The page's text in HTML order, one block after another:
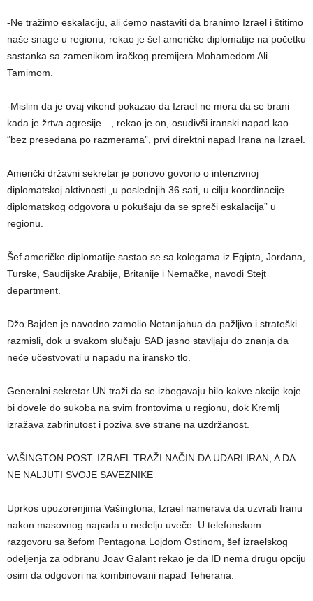
-Ne tražimo eskalaciju, ali ćemo nastaviti da branimo Izrael i štitimo
naše snage u regionu, rekao je šef američke diplomatije na početku
sastanka sa zamenikom iračkog premijera Mohamedom Ali
Tamimom.
-Mislim da je ovaj vikend pokazao da Izrael ne mora da se brani
kada je žrtva agresije…, rekao je on, osudivši iranski napad kao
“bez presedana po razmerama”, prvi direktni napad Irana na Izrael.
Američki državni sekretar je ponovo govorio o intenzivnoj
diplomatskoj aktivnosti „u poslednjih 36 sati, u cilju koordinacije
diplomatskog odgovora u pokušaju da se spreči eskalacija” u
regionu.
Šef američke diplomatije sastao se sa kolegama iz Egipta, Jordana,
Turske, Saudijske Arabije, Britanije i Nemačke, navodi Stejt
department.
Džo Bajden je navodno zamolio Netanijahua da pažljivo i strateški
razmisli, dok u svakom slučaju SAD jasno stavljaju do znanja da
neće učestvovati u napadu na iransko tlo.
Generalni sekretar UN traži da se izbegavaju bilo kakve akcije koje
bi dovele do sukoba na svim frontovima u regionu, dok Kremlj
izražava zabrinutost i poziva sve strane na uzdržanost.
VAŠINGTON POST: IZRAEL TRAŽI NAČIN DA UDARI IRAN, A DA
NE NALJUTI SVOJE SAVEZNIKE
Uprkos upozorenjima Vašingtona, Izrael namerava da uzvrati Iranu
nakon masovnog napada u nedelju uveče. U telefonskom
razgovoru sa šefom Pentagona Lojdom Ostinom, šef izraelskog
odeljenja za odbranu Joav Galant rekao je da ID nema drugu opciju
osim da odgovori na kombinovani napad Teherana.